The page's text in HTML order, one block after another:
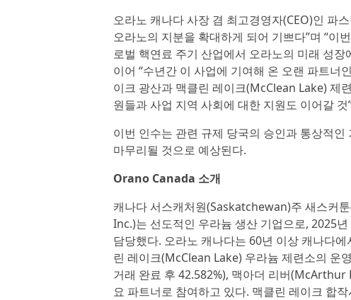
오라노 캐나다 사장 겸 최고경영자(CEO)인 파
오라노의 지분을 확대하게 되어 기쁘다”며 “이
로벌 핵연료 주기 산업에서 오라노의 미래 성
이어 “수년간 이 사업에 기여해 온 오랜 파트너
이크 광산과 맥클린 레이크(McClean Lake) 제
원들과 사업 지역 사회에 대한 지원도 이어갈
이번 인수는 관련 규제 당국의 승인과 통상적
마무리될 것으로 예상된다.
Orano Canada 소개
캐나다 서스캐처원(Saskatchewan)주 새스커
Inc.)는 선도적인 우라늄 생산 기업으로, 2025
담당했다. 오라노 캐나다는 60년 이상 캐나다
린 레이크(McClean Lake) 우라늄 제련소의 운
거래 완료 후 42.582%), 맥아더 리버(McArthur
요 파트너로 참여하고 있다. 맥클린 레이크 합